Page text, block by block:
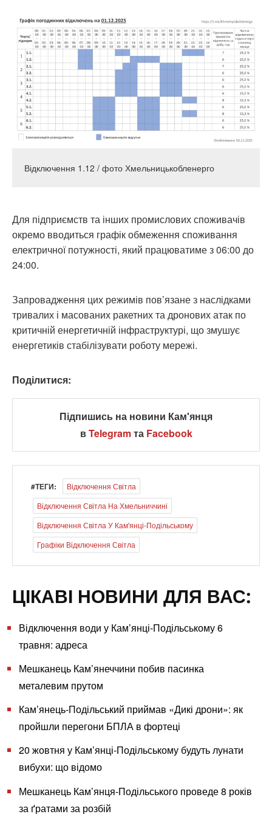
Відключення 1.12 / фото Хмельницькобленерго
Для підприємств та інших промислових споживачів
окремо вводиться графік обмеження споживання
електричної потужності, який працюватиме з 06:00 до
24:00.
Запровадження цих режимів пов’язане з наслідками
тривалих і масованих ракетних та дронових атак по
критичній енергетичній інфраструктурі, що змушує
енергетиків стабілізувати роботу мережі.
Поділитися:
Підпишись на новини Кам'янця
вTelegramта Facebook
#ТЕГИ:
Відключення Світла
Відключення Світла На Хмельниччині
Відключення Світла У Кам'янці-Подільському
Графіки Відключення Світла
ЦІКАВІ НОВИНИ ДЛЯ ВАС:
Відключення води у Кам’янці-Подільському 6
травня: адреса
Мешканець Кам’янеччини побив пасинка
металевим прутом
Кам’янець-Подільський приймав «Дикі дрони»: як
пройшли перегони БПЛА в фортеці
20 жовтня у Кам’янці-Подільському будуть лунати
вибухи: що відомо
Мешканець Кам’янця-Подільського проведе 8 років
за ґратами за розбій